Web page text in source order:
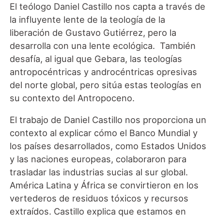
El teólogo Daniel Castillo nos capta a través de
la influyente lente de la teología de la
liberación de Gustavo Gutiérrez, pero la
desarrolla con una lente ecológica. También
desafía, al igual que Gebara, las teologías
antropocéntricas y androcéntricas opresivas
del norte global, pero sitúa estas teologías en
su contexto del Antropoceno.
El trabajo de Daniel Castillo nos proporciona un
contexto al explicar cómo el Banco Mundial y
los países desarrollados, como Estados Unidos
y las naciones europeas, colaboraron para
trasladar las industrias sucias al sur global.
América Latina y África se convirtieron en los
vertederos de residuos tóxicos y recursos
extraídos. Castillo explica que estamos en